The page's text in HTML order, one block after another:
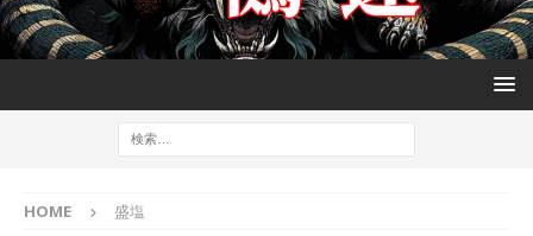
HOME 盛塩